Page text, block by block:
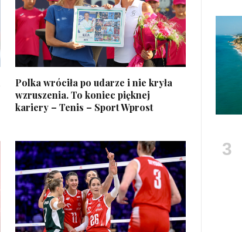
Polka wróciła po udarze i nie kryła
wzruszenia. To koniec pięknej
kariery – Tenis – Sport Wprost